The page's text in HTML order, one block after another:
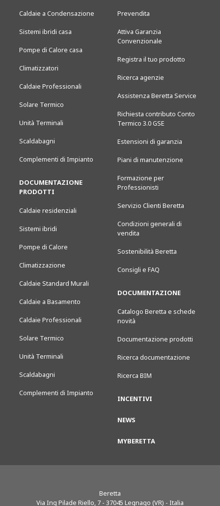
Caldaie a Condensazione
Sistemi ibridi casa
Pompe di Calore casa
Climatizzatori
Caldaie Professionali
Solare Termico
Unità Terminali
Scaldabagni
Complementi di Impianto
DOCUMENTAZIONE
PRODOTTI
Caldaie residenziali
Sistemi ibridi
Pompe di Calore
Climatizzazione
Caldaie Standard Murali
Caldaie a Basamento
Caldaie Professionali
Solare Termico
Unità Terminali
Scaldabagni
Complementi di Impianto
Prevendita
Attiva Garanzia
Convenzionale
Registra il tuo prodotto
Ricerca agenzie
Assistenza Beretta Service
Richiesta contributo Conto
Termico 3.0 GSE
Estensioni di garanzia
Piani di manutenzione
Formazione per
Professionisti
Servizio Clienti Beretta
Condizioni generali di
vendita
Sostenibilità Beretta
Consigli e FAQ
DOCUMENTAZIONE
Catalogo Beretta e schede
novità
Documentazione prodotti
Ricerca documentazione
Ricerca BIM
INCENTIVI
NEWS
MYBERETTA
Beretta
Via Ing Pilade Riello, 7 - 37045 Legnago (VR) - Italia